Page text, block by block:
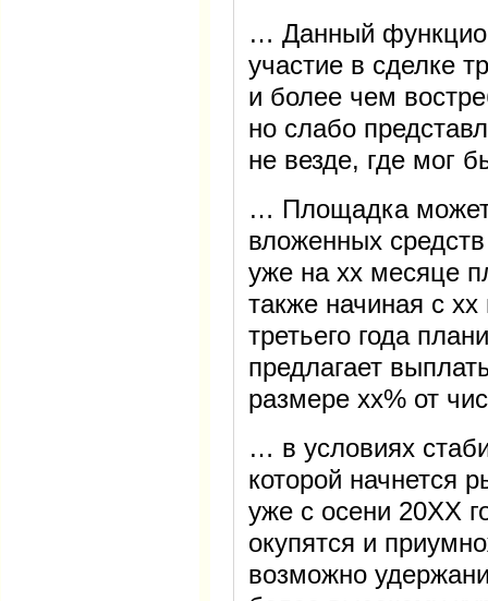
… Данный
участие в сделке
и более чем
но слабо
не везде, где мог
… Площадка может
вложенных
уже на xx месяце
также начиная с
третьего года
предлагает
размере xx% от
… в условиях
которой начнется
уже с осени 20XX
окупятся и
возможно